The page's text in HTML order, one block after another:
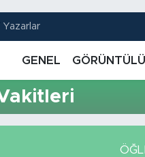
Yazarlar
GENEL
Fikstür